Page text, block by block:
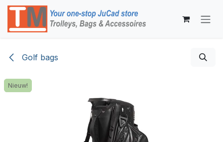
Overslaan naar inhoud
Golf bags
Nieuw!
Nieuw!